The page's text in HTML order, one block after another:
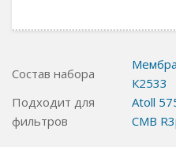
Состав набора
К2533
Подходит для
фильтров
Atoll
CMB